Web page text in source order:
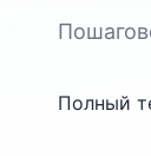
Полный